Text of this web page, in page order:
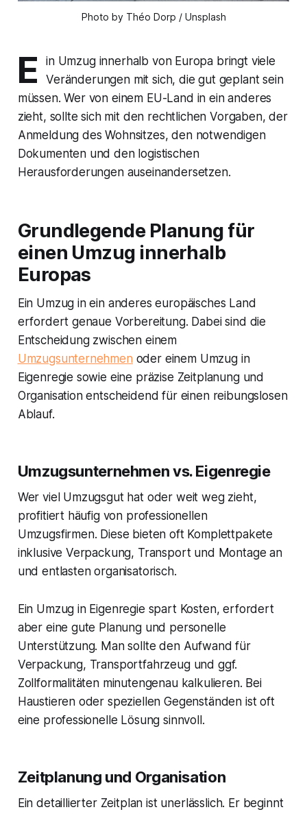
Photo by Théo Dorp / Unsplash
E
in Umzug innerhalb von Europa bringt viele
Veränderungen mit sich, die gut geplant sein
müssen. Wer von einem EU-Land in ein anderes
zieht, sollte sich mit den rechtlichen Vorgaben, der
Anmeldung des Wohnsitzes, den notwendigen
Dokumenten und den logistischen
Herausforderungen auseinandersetzen.
Grundlegende Planung für
einen Umzug innerhalb
Europas
Ein Umzug in ein anderes europäisches Land
erfordert genaue Vorbereitung. Dabei sind die
Entscheidung zwischen einem
Umzugsunternehmen oder einem Umzug in
Eigenregie sowie eine präzise Zeitplanung und
Organisation entscheidend für einen reibungslosen
Ablauf.
Umzugsunternehmen vs. Eigenregie
Wer viel Umzugsgut hat oder weit weg zieht,
profitiert häufig von professionellen
Umzugsfirmen. Diese bieten oft Komplettpakete
inklusive Verpackung, Transport und Montage an
und entlasten organisatorisch.
Ein Umzug in Eigenregie spart Kosten, erfordert
aber eine gute Planung und personelle
Unterstützung. Man sollte den Aufwand für
Verpackung, Transportfahrzeug und ggf.
Zollformalitäten minutengenau kalkulieren. Bei
Haustieren oder speziellen Gegenständen ist oft
eine professionelle Lösung sinnvoll.
Zeitplanung und Organisation
Ein detaillierter Zeitplan ist unerlässlich. Er beginnt